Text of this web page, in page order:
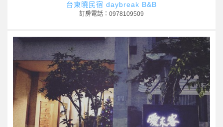
台東曉民宿 daybreak B&B
訂房電話：0978109509